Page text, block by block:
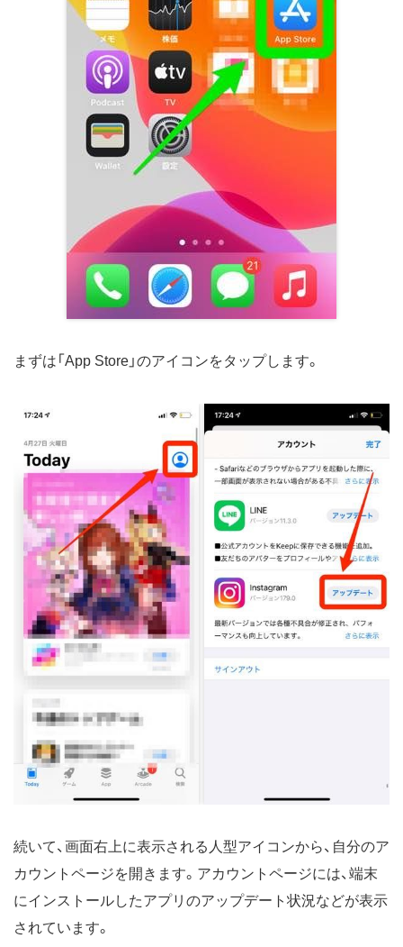
まずは「App Store」のアイコンをタップします。
続いて、画面右上に表示される人型アイコンから、自分のア
カウントページを開きます。アカウントページには、端末
にインストールしたアプリのアップデート状況などが表示
されています。